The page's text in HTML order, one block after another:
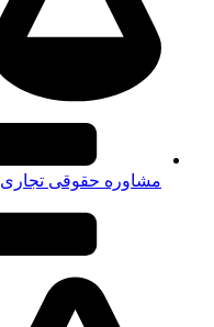
مشاوره حقوقی تجاری